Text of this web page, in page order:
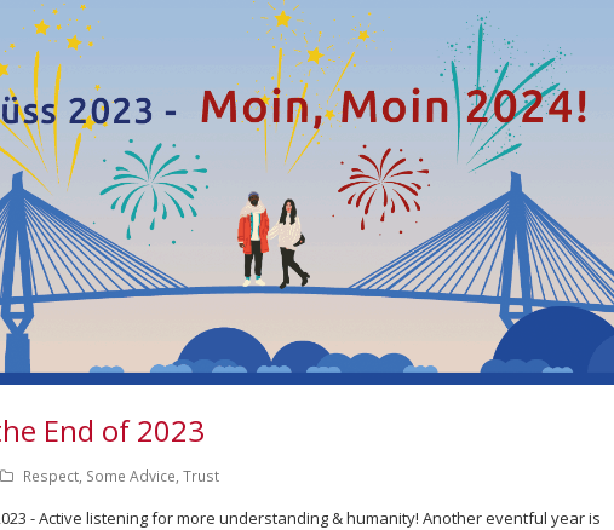
End of 2023
Respect, Some Advice, Trust
- Active listening for more understanding & humanity! Another eventful year is